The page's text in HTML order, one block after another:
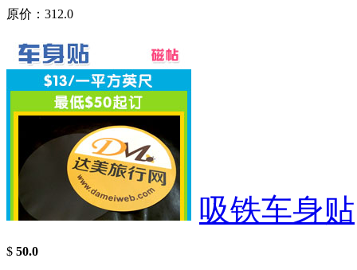
原价：312.0
吸铁车身贴
$ 50.0